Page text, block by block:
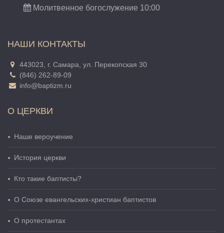
Молитвенное богослужение 10:00
НАШИ КОНТАКТЫ
443023, г. Самара, ул. Перекопская 30
(846) 262-89-09
info@baptizm.ru
О ЦЕРКВИ
Наше вероучение
История церкви
Кто такие баптисты?
О Cоюзе евангельских-христиан баптистов
О протестантах